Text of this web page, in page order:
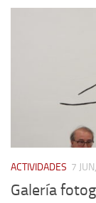
ACTIVIDADES 7
Galería